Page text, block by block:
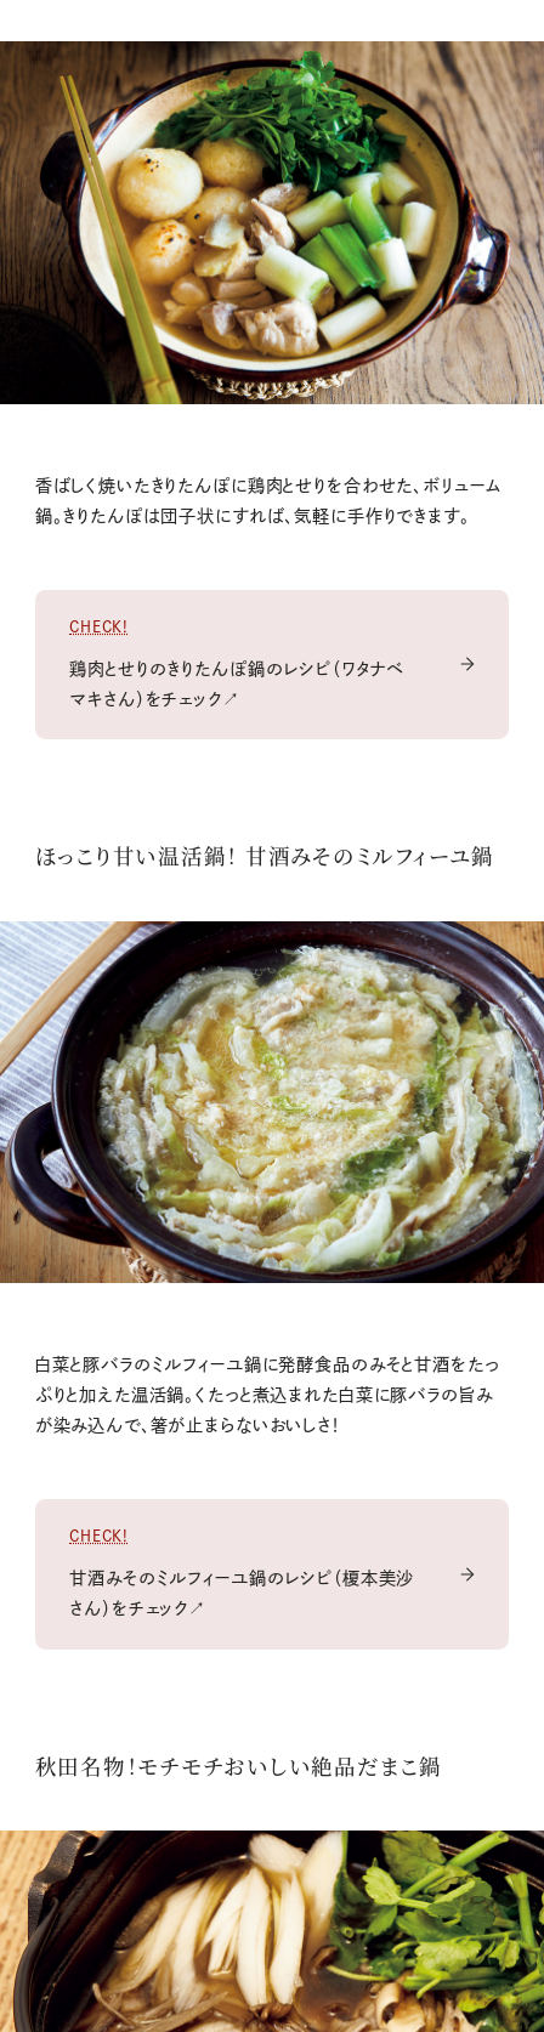
香ばしく焼いたきりたんぽに鶏肉とせりを合わせた、ボリューム
鍋。きりたんぽは団子状にすれば、気軽に手作りできます。
CHECK!
鶏肉とせりのきりたんぽ鍋のレシピ（ワタナベ
マキさん）をチェック↗
ほっこり甘い温活鍋！ 甘酒みそのミルフィーユ鍋
白菜と豚バラのミルフィーユ鍋に発酵食品のみそと甘酒をたっ
ぷりと加えた温活鍋。くたっと煮込まれた白菜に豚バラの旨み
が染み込んで、箸が止まらないおいしさ！
CHECK!
甘酒みそのミルフィーユ鍋のレシピ（榎本美沙
さん）をチェック↗
秋田名物！モチモチおいしい絶品だまこ鍋